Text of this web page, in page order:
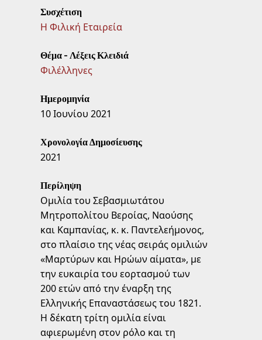
Συσχέτιση
Η Φιλική Εταιρεία
Θέμα - Λέξεις Κλειδιά
Φιλέλληνες
Ημερομηνία
10 Ιουνίου 2021
Χρονολογία Δημοσίευσης
2021
Περίληψη
Ομιλία του Σεβασμιωτάτου
Μητροπολίτου Βεροίας, Ναούσης
και Καμπανίας, κ. κ. Παντελεήμονος,
στο πλαίσιο της νέας σειράς ομιλιών
«Μαρτύρων και Ηρώων αίματα», με
την ευκαιρία του εορτασμού των
200 ετών από την έναρξη της
Ελληνικής Επαναστάσεως του 1821.
Η δέκατη τρίτη ομιλία είναι
αφιερωμένη στον ρόλο και τη